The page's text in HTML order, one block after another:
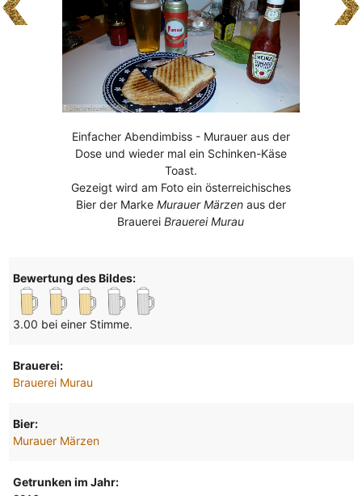
Einfacher Abendimbiss - Murauer aus der
Dose und wieder mal ein Schinken-Käse
Toast.
Gezeigt wird am Foto ein österreichisches
Bier der Marke Murauer Märzenaus der
BrauereiBrauerei Murau
Bewertung des Bildes:
3.00 bei einer Stimme.
Brauerei:
Brauerei Murau
Bier:
Murauer Märzen
Getrunken im Jahr: